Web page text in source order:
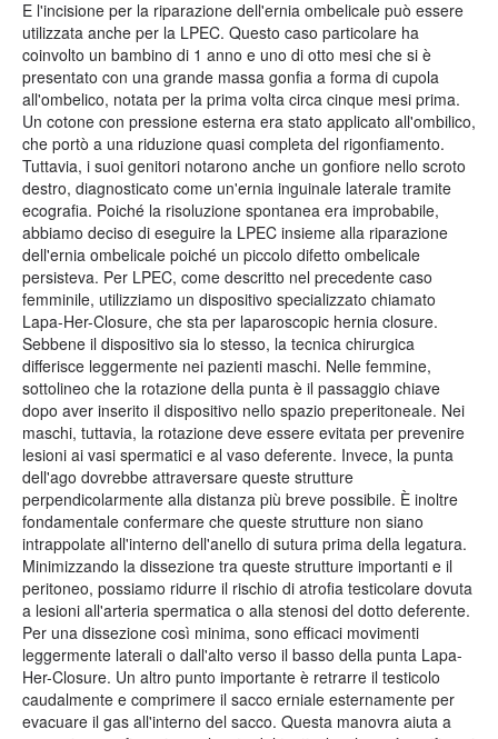
E l'incisione per la riparazione dell'ernia ombelicale può essere
utilizzata anche per la LPEC. Questo caso particolare ha
coinvolto un bambino di 1 anno e uno di otto mesi che si è
presentato con una grande massa gonfia a forma di cupola
all'ombelico, notata per la prima volta circa cinque mesi prima.
Un cotone con pressione esterna era stato applicato all'ombilico,
che portò a una riduzione quasi completa del rigonfiamento.
Tuttavia, i suoi genitori notarono anche un gonfiore nello scroto
destro, diagnosticato come un'ernia inguinale laterale tramite
ecografia. Poiché la risoluzione spontanea era improbabile,
abbiamo deciso di eseguire la LPEC insieme alla riparazione
dell'ernia ombelicale poiché un piccolo difetto ombelicale
persisteva. Per LPEC, come descritto nel precedente caso
femminile, utilizziamo un dispositivo specializzato chiamato
Lapa-Her-Closure, che sta per laparoscopic hernia closure.
Sebbene il dispositivo sia lo stesso, la tecnica chirurgica
differisce leggermente nei pazienti maschi. Nelle femmine,
sottolineo che la rotazione della punta è il passaggio chiave
dopo aver inserito il dispositivo nello spazio preperitoneale. Nei
maschi, tuttavia, la rotazione deve essere evitata per prevenire
lesioni ai vasi spermatici e al vaso deferente. Invece, la punta
dell'ago dovrebbe attraversare queste strutture
perpendicolarmente alla distanza più breve possibile. È inoltre
fondamentale confermare che queste strutture non siano
intrappolate all'interno dell'anello di sutura prima della legatura.
Minimizzando la dissezione tra queste strutture importanti e il
peritoneo, possiamo ridurre il rischio di atrofia testicolare dovuta
a lesioni all'arteria spermatica o alla stenosi del dotto deferente.
Per una dissezione così minima, sono efficaci movimenti
leggermente laterali o dall'alto verso il basso della punta Lapa-
Her-Closure. Un altro punto importante è retrarre il testicolo
caudalmente e comprimere il sacco erniale esternamente per
evacuare il gas all'interno del sacco. Questa manovra aiuta a